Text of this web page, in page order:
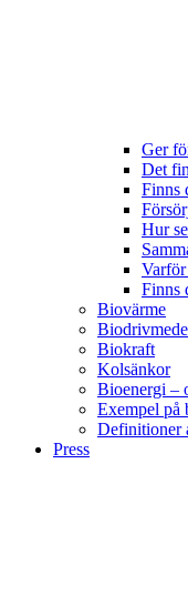
Ger
Det
Finns
Hur
Finns
Biovärme
Biokraft
Kolsänkor
Bioenergi –
Exempel på
Definitioner
Press